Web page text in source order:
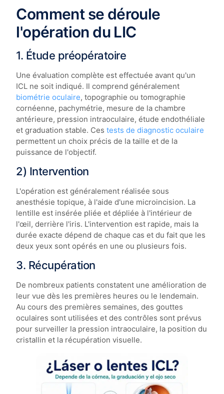
Comment se déroule
l'opération du LIC
1. Étude préopératoire
Une évaluation complète est effectuée avant qu'un
ICL ne soit indiqué. Il comprend généralement
biométrie oculaire, topographie ou tomographie
cornéenne, pachymétrie, mesure de la chambre
antérieure, pression intraoculaire, étude endothéliale
et graduation stable. Cestests de diagnostic oculaire
permettent un choix précis de la taille et de la
puissance de l'objectif.
2) Intervention
L'opération est généralement réalisée sous
anesthésie topique, à l'aide d'une microincision. La
lentille est insérée pliée et dépliée à l'intérieur de
l'œil, derrière l'iris. L'intervention est rapide, mais la
durée exacte dépend de chaque cas et du fait que les
deux yeux sont opérés en une ou plusieurs fois.
3. Récupération
De nombreux patients constatent une amélioration de
leur vue dès les premières heures ou le lendemain.
Au cours des premières semaines, des gouttes
oculaires sont utilisées et des contrôles sont prévus
pour surveiller la pression intraoculaire, la position du
cristallin et la récupération visuelle.